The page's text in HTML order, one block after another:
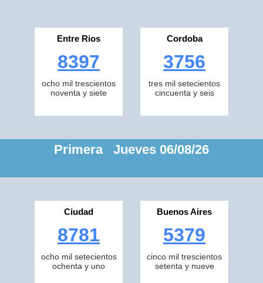
Entre Rios
8397
ocho mil trescientos
noventa y siete
Cordoba
3756
tres mil setecientos
cincuenta y seis
Primera Jueves 06/08/26
Ciudad
8781
ocho mil setecientos
ochenta y uno
Buenos Aires
5379
cinco mil trescientos
setenta y nueve